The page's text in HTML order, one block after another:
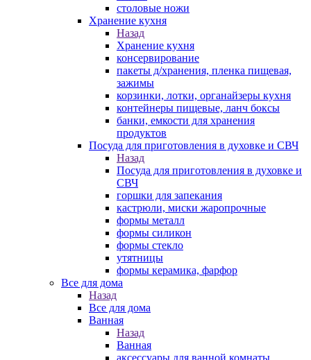
столовые ножи
Хранение кухня
Назад
Хранение кухня
консервирование
пакеты д/хранения, пленка пищевая,
зажимы
корзинки, лотки, органайзеры кухня
контейнеры пищевые, ланч боксы
банки, емкости для хранения
продуктов
Посуда для приготовления в духовке и СВЧ
Назад
Посуда для приготовления в духовке и
СВЧ
горшки для запекания
кастрюли, миски жаропрочные
формы металл
формы силикон
формы стекло
утятницы
формы керамика, фарфор
Все для дома
Назад
Все для дома
Ванная
Назад
Ванная
аксессуары для ванной комнаты